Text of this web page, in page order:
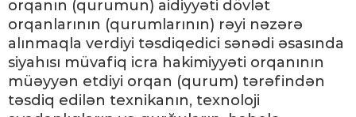
orqanın (qurumun) aidiyyəti dövlət
orqanlarının (qurumlarının) rəyi nəzərə
alınmaqla verdiyi təsdiqedici sənədi əsasında
siyahısı müvafiq icra hakimiyyəti orqanının
müəyyən etdiyi orqan (qurum) tərəfindən
təsdiq edilən texnikanın, texnoloji